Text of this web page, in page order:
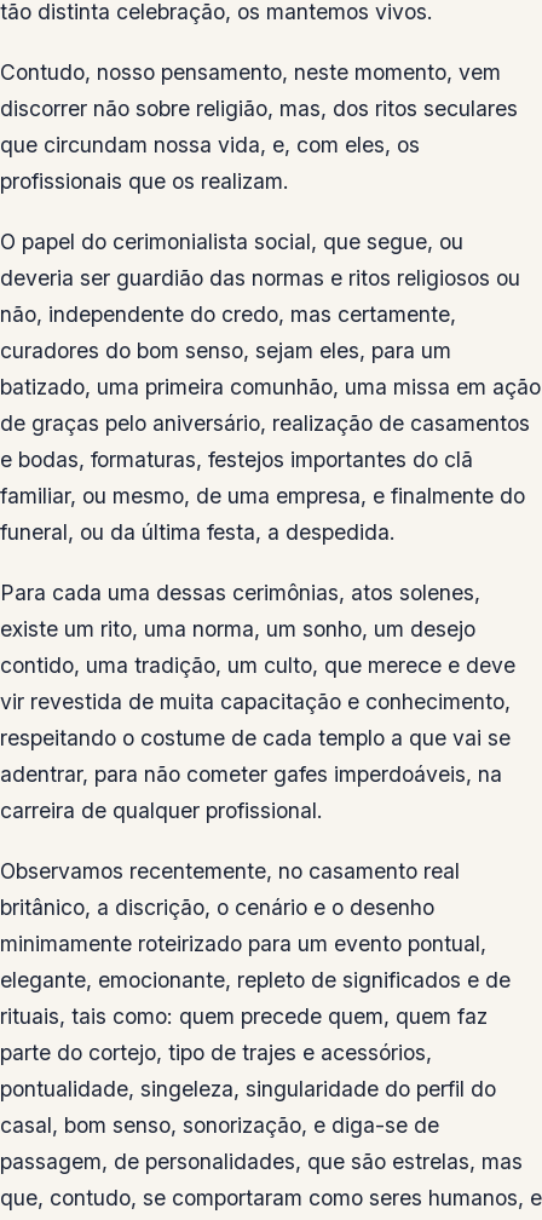
tão distinta celebração, os mantemos vivos.
Contudo, nosso pensamento, neste momento, vem
discorrer não sobre religião, mas, dos ritos seculares
que circundam nossa vida, e, com eles, os
profissionais que os realizam.
O papel do cerimonialista social, que segue, ou
deveria ser guardião das normas e ritos religiosos ou
não, independente do credo, mas certamente,
curadores do bom senso, sejam eles, para um
batizado, uma primeira comunhão, uma missa em ação
de graças pelo aniversário, realização de casamentos
e bodas, formaturas, festejos importantes do clã
familiar, ou mesmo, de uma empresa, e finalmente do
funeral, ou da última festa, a despedida.
Para cada uma dessas cerimônias, atos solenes,
existe um rito, uma norma, um sonho, um desejo
contido, uma tradição, um culto, que merece e deve
vir revestida de muita capacitação e conhecimento,
respeitando o costume de cada templo a que vai se
adentrar, para não cometer gafes imperdoáveis, na
carreira de qualquer profissional.
Observamos recentemente, no casamento real
britânico, a discrição, o cenário e o desenho
minimamente roteirizado para um evento pontual,
elegante, emocionante, repleto de significados e de
rituais, tais como: quem precede quem, quem faz
parte do cortejo, tipo de trajes e acessórios,
pontualidade, singeleza, singularidade do perfil do
casal, bom senso, sonorização, e diga-se de
passagem, de personalidades, que são estrelas, mas
que, contudo, se comportaram como seres humanos, e